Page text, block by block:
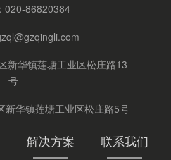
020-86820384
新华镇莲塘工业区松庄路13
号
新华镇莲塘工业区松庄路5号
解决方案 联系我们